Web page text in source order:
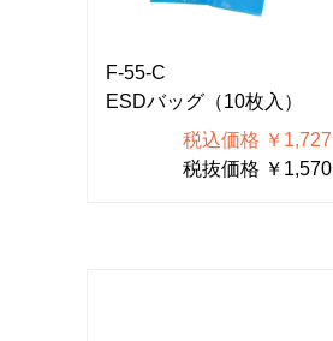
F-55-C
ESDバッグ（10枚入）
税込価格 ￥1,727
税抜価格 ￥1,570